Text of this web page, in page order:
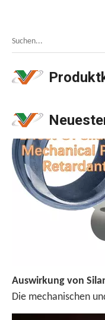
Anwendung von
Die mechanischen